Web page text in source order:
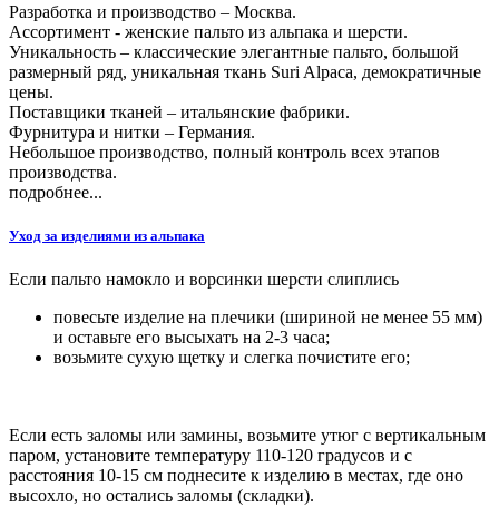
Разработка и производство – Москва.
Ассортимент - женские пальто из альпака и шерсти.
Уникальность – классические элегантные пальто, большой
размерный ряд, уникальная ткань Suri Alpaca, демократичные
цены.
Поставщики тканей – итальянcкие фабрики.
Фурнитура и нитки – Германия.
Небольшое производство, полный контроль всех этапов
производства.
подробнее...
Уход за изделиями из альпака
Если пальто намокло и ворсинки шерсти слиплись
повесьте изделие на плечики (шириной не менее 55 мм)
и оставьте его высыхать на 2-3 часа;
возьмите сухую щетку и слегка почистите его;
Если есть заломы или замины, возьмите утюг с вертикальным
паром, установите температуру 110-120 градусов и с
расстояния 10-15 см поднесите к изделию в местах, где оно
высохло, но остались заломы (складки).